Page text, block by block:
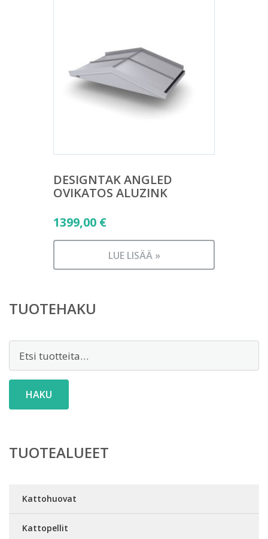
DESIGNTAK ANGLED
OVIKATOS ALUZINK
1399,00 €
LUE LISÄÄ »
TUOTEHAKU
HAKU
TUOTEALUEET
Kattohuovat
Kattopellit